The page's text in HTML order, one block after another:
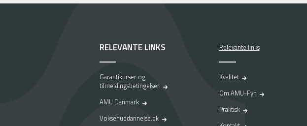
RELEVANTE LINKS
Garantikurser og
tilmeldingsbetingelser
AMU Danmark
Voksenuddannelse.dk
Relevante links
Kvalitet
Om AMU-Fyn
Praktisk